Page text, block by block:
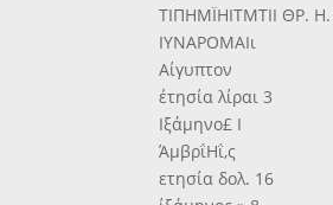
ΤΙΠΗΜΪΗΙΤΜΤΙΙ ΘΡ.
ΙΥΝΑΡΟΜΑΙι
Αίγυπτον
έτησία λίραι 3
Ιξάμηνο£ Ι
ΆμβρΐΗΐ,ς
ετησία δολ. 16